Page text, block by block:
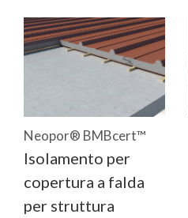
Neopor® BMBcert™
Isolamento per
copertura a falda
per struttura